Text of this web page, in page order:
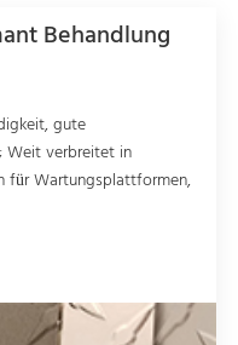
Behandlung
gute
Weit verbreitet in
für Wartungsplattformen,